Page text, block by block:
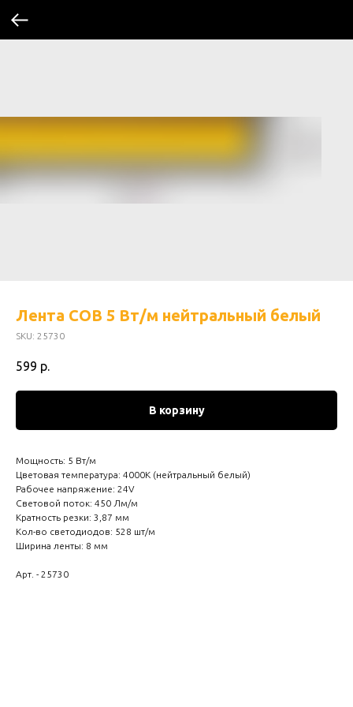
Лента COB 5 Вт/м нейтральный белый
SKU: 25730
599 р.
В корзину
Мощность: 5 Вт/м
Цветовая температура: 4000К (нейтральный белый)
Рабочее напряжение: 24V
Световой поток: 450 Лм/м
Кратность резки: 3,87 мм
Кол-во светодиодов: 528 шт/м
Ширина ленты: 8 мм
Арт. - 25730